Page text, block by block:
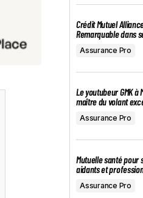
Crédit Mutuel
Remarquable dans
Assurance Pro
Le youtubeur GMK
maître du volant
Assurance Pro
Mutuelle santé pour
aidants et
Assurance Pro